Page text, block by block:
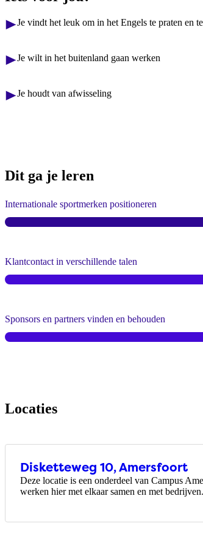
Je vindt het leuk om in het Engels te praten en
Je wilt in het buitenland gaan werken
Je houdt van afwisseling
Dit ga je leren
Internationale sportmerken positioneren
Klantcontact in verschillende talen
Sponsors en partners vinden en behouden
Locaties
Disketteweg 10, Amersfoort
Deze locatie is een onderdeel van Campus
werken hier met elkaar samen en met bedrijven.